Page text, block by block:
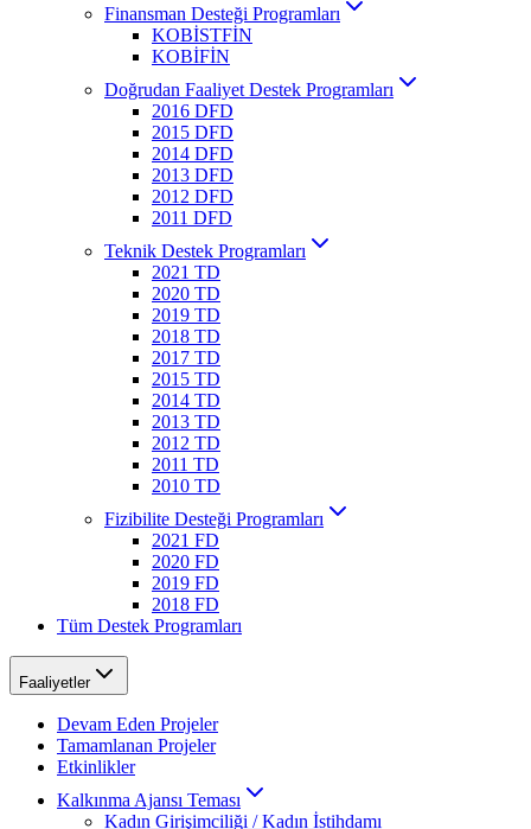
Finansman Desteği Programları
KOBİSTFİN
KOBİFİN
Doğrudan Faaliyet Destek Programları
2016 DFD
2015 DFD
2014 DFD
2013 DFD
2012 DFD
2011 DFD
Teknik Destek Programları
2021 TD
2020 TD
2019 TD
2018 TD
2017 TD
2015 TD
2014 TD
2013 TD
2012 TD
2011 TD
2010 TD
Fizibilite Desteği Programları
2021 FD
2020 FD
2019 FD
2018 FD
Tüm Destek Programları
Faaliyetler
Devam Eden Projeler
Tamamlanan Projeler
Etkinlikler
Kalkınma Ajansı Teması
Kadın Girişimciliği / Kadın İstihdamı